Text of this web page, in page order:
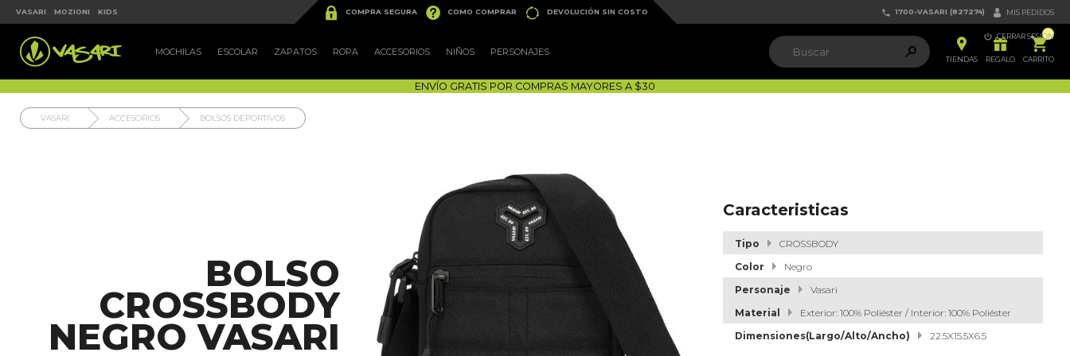
VASARI MOZIONI KIDS  COMPRA SEGURA  COMO COMPRAR  DEVOLUCIÓN SIN COSTO  1700-VASARI (827274)  MIS PEDIDOS
 CERRAR SESIÓN
 MOCHILAS ESCOLAR ZAPATOS ROPA ACCESORIOS NIÑOS PERSONAJES  
TIENDAS

REGALO
ຐ
CARRITO
ENVÍO GRATIS POR COMPRAS MAYORES A $30
VASARI ACCESORIOS BOLSOS DEPORTIVOS
BOLSO
CROSSBODY
NEGRO VASARI
Caracteristicas
Tipo
CROSSBODY
Color
Negro
Personaje
Vasari
Material
Exterior: 100% Poliéster / Interior: 100% Poliéster
Dimensiones(Largo/Alto/Ancho)
22.5X15.5X6.5